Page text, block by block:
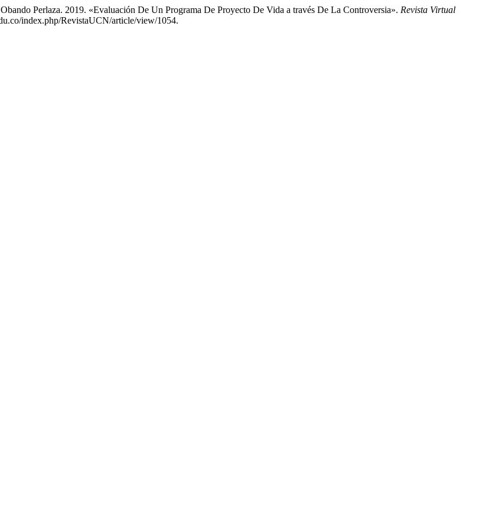
Perlaza. 2019. «Evaluación De Un Programa De Proyecto De Vida a través De La Controversia». Revista Virtual
index.php/RevistaUCN/article/view/1054.